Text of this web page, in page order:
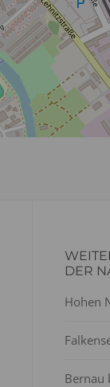
DER
Hohen
Bernau